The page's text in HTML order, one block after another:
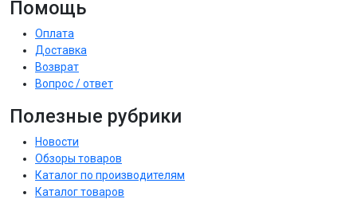
Помощь
Оплата
Доставка
Возврат
Вопрос / ответ
Полезные рубрики
Новости
Обзоры товаров
Каталог по производителям
Каталог товаров